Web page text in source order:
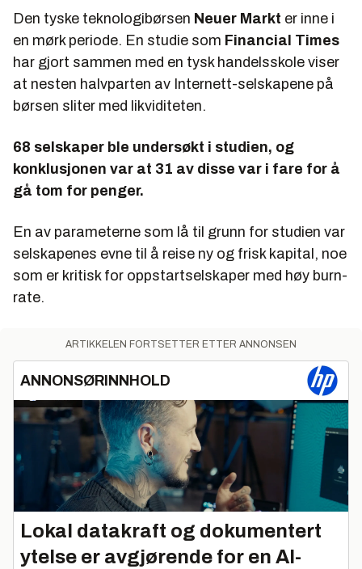
Den tyske teknologibørsen Neuer Markt er inne i
en mørk periode. En studie som Financial Times
har gjort sammen med en tysk handelsskole viser
at nesten halvparten av Internett-selskapene på
børsen sliter med likviditeten.
68 selskaper ble undersøkt i studien, og
konklusjonen var at 31 av disse var i fare for å
gå tom for penger.
En av parameterne som lå til grunn for studien var
selskapenes evne til å reise ny og frisk kapital, noe
som er kritisk for oppstartselskaper med høy burn-
rate.
ARTIKKELEN FORTSETTER ETTER ANNONSEN
ANNONSØRINNHOLD
Lokal datakraft og dokumentert
ytelse er avgjørende for en AI-